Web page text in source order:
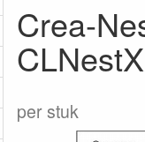
Crea-
per stuk